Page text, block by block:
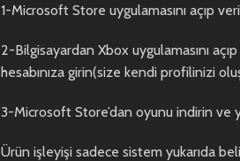
1-Microsoft Store uygulamasını açıp
2-Bilgisayardan Xbox uygulamasını
hesabınıza girin(size kendi profilinizi
3-Microsoft Store’dan oyunu indirin ve
Ürün işleyişi sadece sistem yukarıda